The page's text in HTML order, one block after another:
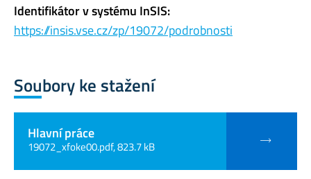
Identifikátor v systému InSIS:
https://insis.vse.cz/zp/19072/podrobnosti
Soubory ke stažení
Hlavní práce
19072_xfoke00.pdf, 823.7 kB